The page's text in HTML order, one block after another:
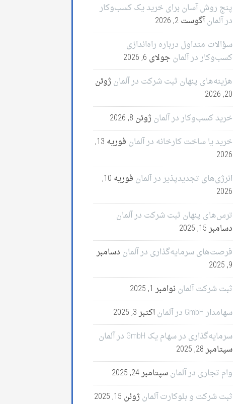
پنج روش آسان برای خرید یک کسب‌وکار
در آلمانآگوست 2, 2026
سؤالات متداول درباره راه‌اندازی
کسب‌وکار در آلمان جولای 6, 2026
هزینه‌های پنهان ثبت شرکت در آلمان ژوئن
20, 2026
خرید کسب‌وکار در آلمان ژوئن 8, 2026
خرید یا ساخت کارخانه در آلمان
فوریه 13,
2026
انرژی‌های تجدیدپذیر در آلمان
فوریه 10,
2026
ترس‌های پنهان ثبت شرکت در آلمان
دسامبر 15, 2025
فرصت‌های سرمایه‌گذاری در آلمان دسامبر
9, 2025
ثبت شرکت آلماننوامبر 1, 2025
سهامدار GmbH در آلمان
اکتبر 3, 2025
سرمایه‌گذاری در سهام یک GmbH در آلمان
سپتامبر 28, 2025
وام تجاری در آلمانسپتامبر 24, 2025
ثبت شرکت و بلوکارت آلمان ژوئن 15, 2025